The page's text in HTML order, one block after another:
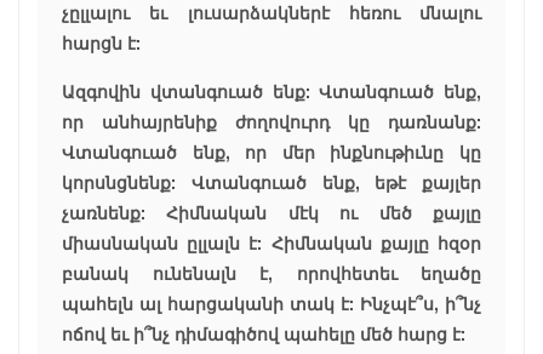
չըլլալու եւ լուսարձակներէ հեռու մնալու
հարցն է:
Ազգովին վտանգուած ենք: Վտանգուած ենք,
որ անհայրենիք ժողովուրդ կը դառնանք:
Վտանգուած ենք, որ մեր ինքնութիւնը կը
կորսնցնենք: Վտանգուած ենք, եթէ քայլեր
չառնենք: Հիմնական մէկ ու մեծ քայլը
միասնական ըլլալն է: Հիմնական քայլը հզօր
բանակ ունենալն է, որովհետեւ եղածը
պահելն ալ հարցականի տակ է: Ինչպէ՞ս, ի՞նչ
ոճով եւ ի՞նչ դիմագիծով պահելը մեծ հարց է: